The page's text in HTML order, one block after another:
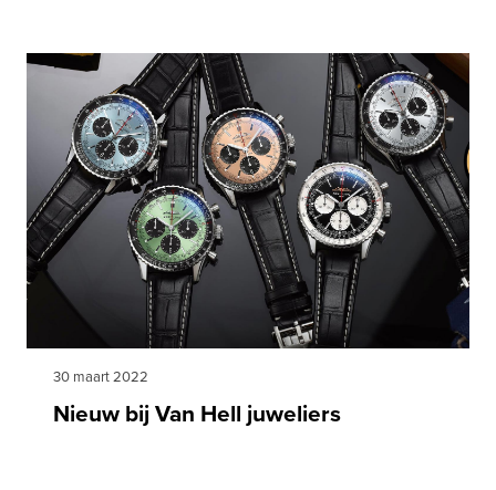
30 maart 2022
Nieuw bij Van Hell juweliers